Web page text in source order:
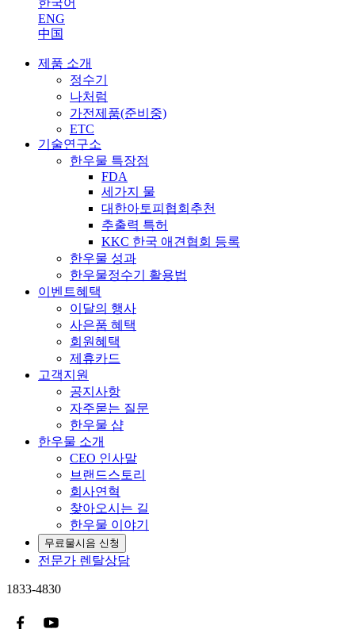
한국어
ENG
中国
제품 소개
정수기
나처럼
가전제품(준비중)
ETC
기술연구소
한우물 특장점
FDA
세가지 물
대한아토피협회추천
추출력 특허
KKC 한국 애견협회 등록
한우물 성과
한우물정수기 활용법
이벤트혜택
이달의 행사
사은품 혜택
회원혜택
제휴카드
고객지원
공지사항
자주묻는 질문
한우물 샵
한우물 소개
CEO 인사말
브랜드스토리
회사연혁
찾아오시는 길
한우물 이야기
무료물시음 신청
전문가 렌탈상담
1833-4830